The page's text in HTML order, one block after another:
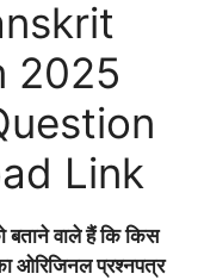
2025
Link
वाले हैं कि किस
ओरिजिनल प्रश्नपत्र